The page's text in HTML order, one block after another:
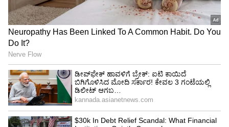
ಅವರನ್ನು ಪದೇ ಪದೇ ಅವರು ಬರುತ್ತಿರುವ ದಿಕ್ಕಿನಿಂದ
ತಳ್ಳಿದರೂ, ತಮ್ಮ ಗುರಿ ಸಾಧಿಸುವ ತನಕ ಅವರು
ಹಿಂತಿರುಗಲಿಲ್ಲ. ವೀಡಿಯೊಗಳಲ್ಲಿ ಅಬ್ದಿ ಅವರು
ಸೂರ್ಯೋದಯಕ್ಕೂ ಮುನ್ನ ಕತ್ತಲೆಯ ನೀರಿನಲ್ಲಿ ಈಜಲು
ಸಜ್ಜಾಗುತ್ತಿರುವ ದೃಶ್ಯ ಕಾಣುತ್ತದೆ. ಮತ್ತೊಂದು ದೃಶ್ಯದಲ್ಲಿ
ದಂಪತಿಗಳು ಗಂಟೆಗಳ ಕಾಲ ಅಲೆಗಳೊಂದಿಗೆ ಹೋರಾಡುತ್ತಾ
ಕೊನೆಗೆ ಭಾರತದ ತೀರ ತಲುಪುವ ಕ್ಷಣಗಳು
ಮನಸೂರೆಗೊಳ್ಳುವಂತಿವೆ.